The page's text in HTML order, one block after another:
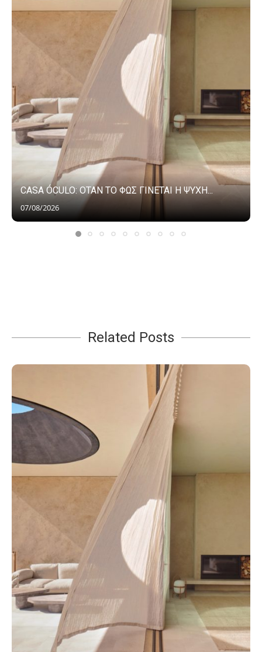
CASA ÓCULO: ΟΤΑΝ ΤΟ ΦΩΣ ΓΙΝΕΤΑΙ Η ΨΥΧΗ...
07/08/2026
Related Posts